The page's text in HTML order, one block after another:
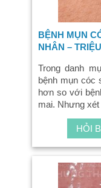
BỆNH MỤN
NHÂN –
Trong danh
bệnh mụn cóc
hơn so với
mai. Nhưng
HỎI